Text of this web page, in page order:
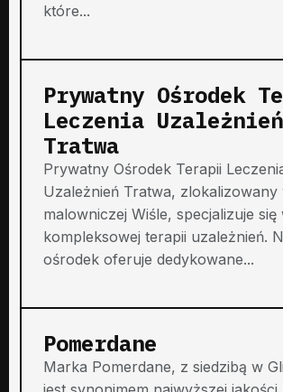
które...
Prywatny Ośrodek
Leczenia Uzależnień
Tratwa
Prywatny Ośrodek Terapii
Uzależnień Tratwa, zlokalizowany
malowniczej Wiśle, specjalizuje się
kompleksowej terapii uzależnień.
ośrodek oferuje dedykowane...
Pomerdane
Marka Pomerdane, z siedzibą w